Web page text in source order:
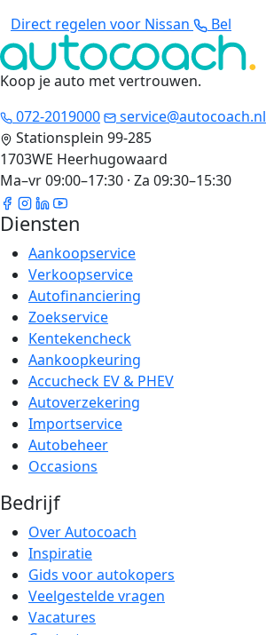
Direct regelen voor Nissan
Bel
Koop je auto met vertrouwen.
072-2019000
service@autocoach.nl
Stationsplein 99-285
1703WE Heerhugowaard
Ma–vr 09:00–17:30 · Za 09:30–15:30
Diensten
Aankoopservice
Verkoopservice
Autofinanciering
Zoekservice
Kentekencheck
Aankoopkeuring
Accucheck EV & PHEV
Autoverzekering
Importservice
Autobeheer
Occasions
Bedrijf
Over Autocoach
Inspiratie
Gids voor autokopers
Veelgestelde vragen
Vacatures